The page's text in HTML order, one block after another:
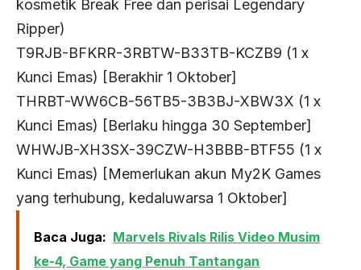
kosmetik Break Free dan perisai Legendary
Ripper)
T9RJB-BFKRR-3RBTW-B33TB-KCZB9 (1 x
Kunci Emas) [Berakhir 1 Oktober]
THRBT-WW6CB-56TB5-3B3BJ-XBW3X (1 x
Kunci Emas) [Berlaku hingga 30 September]
WHWJB-XH3SX-39CZW-H3BBB-BTF55 (1 x
Kunci Emas) [Memerlukan akun My2K Games
yang terhubung, kedaluwarsa 1 Oktober]
Baca Juga: Marvels Rivals Rilis Video Musim
ke-4, Game yang Penuh Tantangan